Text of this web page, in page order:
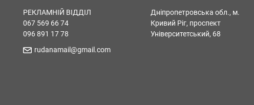
РЕКЛАМНІЙ ВІДДІЛ
067 569 66 74
096 891 17 78
rudanamail@gmail.com
Дніпропетровська обл., м.
Кривий Ріг, проспект
Університетський, 68